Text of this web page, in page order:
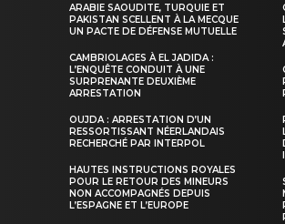
ARABIE SAOUDITE, TURQUIE ET
PAKISTAN SCELLENT À LA MECQUE
UN PACTE DE DÉFENSE MUTUELLE
CAMBRIOLAGES À EL JADIDA :
L’ENQUÊTE CONDUIT À UNE
SURPRENANTE DEUXIÈME
ARRESTATION
OUJDA : ARRESTATION D’UN
RESSORTISSANT NÉERLANDAIS
RECHERCHÉ PAR INTERPOL
HAUTES INSTRUCTIONS ROYALES
POUR LE RETOUR DES MINEURS
NON ACCOMPAGNÉS DEPUIS
L’ESPAGNE ET L’EUROPE